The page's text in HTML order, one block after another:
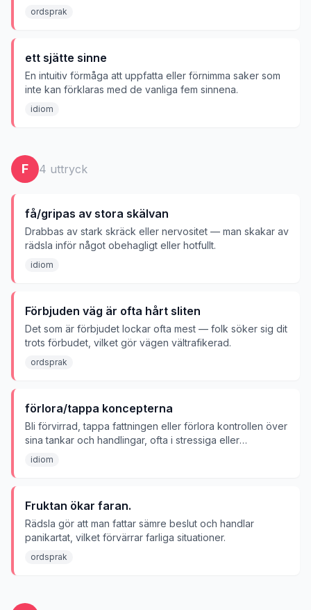
ordsprak
ett sjätte sinne
En intuitiv förmåga att uppfatta eller förnimma saker som
inte kan förklaras med de vanliga fem sinnena.
idiom
F 4 uttryck
få/gripas av stora skälvan
Drabbas av stark skräck eller nervositet — man skakar av
rädsla inför något obehagligt eller hotfullt.
idiom
Förbjuden väg är ofta hårt sliten
Det som är förbjudet lockar ofta mest — folk söker sig dit
trots förbudet, vilket gör vägen vältrafikerad.
ordsprak
förlora/tappa koncepterna
Bli förvirrad, tappa fattningen eller förlora kontrollen över
sina tankar och handlingar, ofta i stressiga eller
överväldigande situationer.
idiom
Fruktan ökar faran.
Rädsla gör att man fattar sämre beslut och handlar
panikartat, vilket förvärrar farliga situationer.
ordsprak